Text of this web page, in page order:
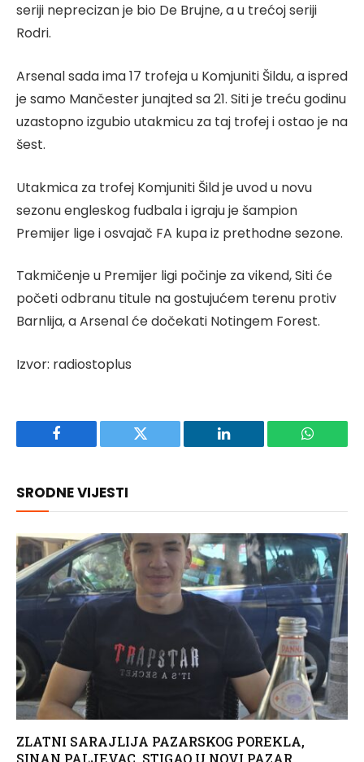
seriji neprecizan je bio De Brujne, a u trećoj seriji
Rodri.
Arsenal sada ima 17 trofeja u Komjuniti Šildu, a ispred
je samo Mančester junajted sa 21. Siti je treću godinu
uzastopno izgubio utakmicu za taj trofej i ostao je na
šest.
Utakmica za trofej Komjuniti Šild je uvod u novu
sezonu engleskog fudbala i igraju je šampion
Premijer lige i osvajač FA kupa iz prethodne sezone.
Takmičenje u Premijer ligi počinje za vikend, Siti će
početi odbranu titule na gostujućem terenu protiv
Barnlija, a Arsenal će dočekati Notingem Forest.
Izvor: radiostoplus
Facebook Twitter LinkedIn
SRODNE VIJESTI
ZLATNI SARAJLIJA PAZARSKOG POREKLA,
SINAN PALJEVAC, STIGAO U NOVI PAZAR